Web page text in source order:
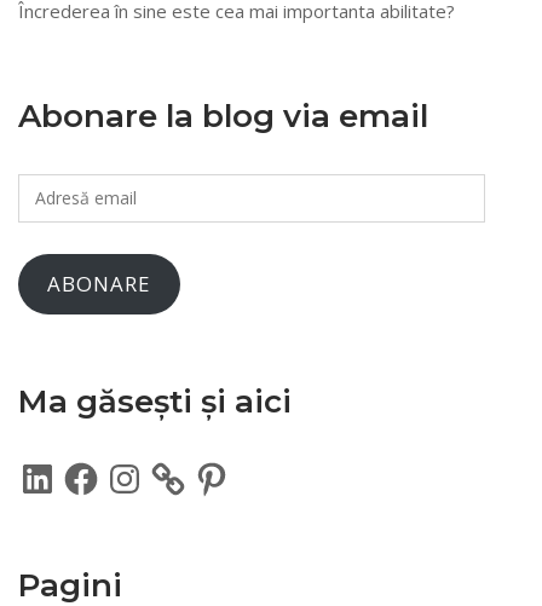
Încrederea în sine este cea mai importanta abilitate?
Abonare la blog via email
Adresă
email
ABONARE
Ma găsești și aici
LinkedInFacebookInstagram Pinterest
Pagini